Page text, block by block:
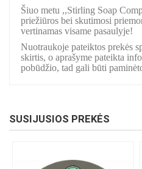
Šiuo metu ,,Stirling Soap
priežiūros bei skutimosi
vertinamas visame pasaulyje!
Nuotraukoje pateiktos prekės
skirtis, o aprašyme pateikta
pobūdžio, tad gali būti
SUSIJUSIOS PREKĖS